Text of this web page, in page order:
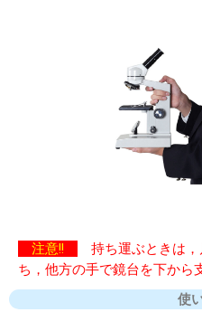
注意!!
持ち運ぶときは，
ち，他方の手で鏡台を下から
使